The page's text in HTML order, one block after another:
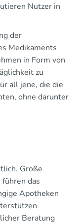
Nutzer in
der
Medikaments
in Form von
zu
all jene, die die
ohne darunter
Große
das
Apotheken
Beratung